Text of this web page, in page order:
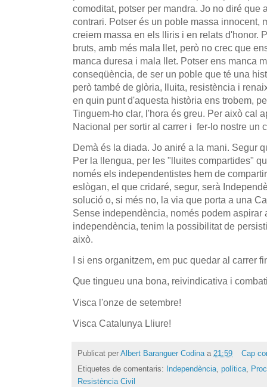
comoditat, potser per mandra. Jo no diré que
contrari. Potser és un poble massa innocent,
creiem massa en els lliris i en relats d'honor.
bruts, amb més mala llet, però no crec que
manca duresa i mala llet. Potser ens manca
conseqüència, de ser un poble que té una
però també de glòria, lluita, resistència i
en quin punt d'aquesta història ens trobem,
Tinguem-ho clar, l'hora és greu. Per això cal
Nacional per sortir al carrer i fer-lo nostre un
Demà és la diada. Jo aniré a la mani. Segur
Per la llengua, per les "lluites compartides"
només els independentistes hem de
eslògan, el que cridaré, segur, serà
solució o, si més no, la via que porta a una
Sense independència, només podem aspirar
independència, tenim la possibilitat de
això.
I si ens organitzem, em puc quedar al carrer
Que tingueu una bona, reivindicativa i
Visca l'onze de setembre!
Visca Catalunya Lliure!
Publicat per Albert Baranguer Codina a 21:59
Cap
Etiquetes de comentaris: Independència, política,
Resistència Civil